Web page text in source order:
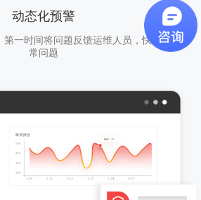
动态化预警
一时间将问题反馈运维人员，快速响应异
常问题